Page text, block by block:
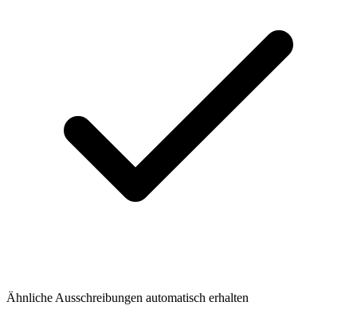
Ähnliche Ausschreibungen automatisch erhalten